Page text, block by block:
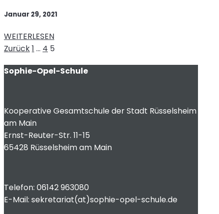
Januar 29, 2021
WEITERLESEN
Seitennummerierung
der
ZurückSeite
1 … Seite
4 Seite
5
Sophie-Opel-Schule
Kooperative Gesamtschule der Stadt Rüsselsheim
am Main
Ernst-Reuter-Str. 11-15
65428 Rüsselsheim am Main
Telefon: 06142 963080
E-Mail: sekretariat(at)sophie-opel-schule.de